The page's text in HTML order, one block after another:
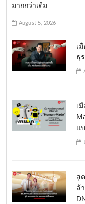
มากกว่าเดิม
August 5, 2026
เ
ธุ
เ
แ
สู
ล้